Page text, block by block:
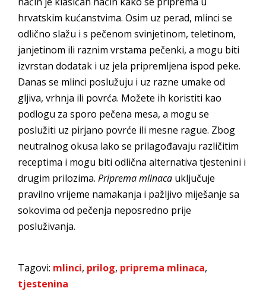
hrvatskim kućanstvima. Osim uz perad, mlinci se
odlično slažu i s pečenom svinjetinom, teletinom,
janjetinom ili raznim vrstama pečenki, a mogu biti
izvrstan dodatak i uz jela pripremljena ispod peke.
Danas se mlinci poslužuju i uz razne umake od
gljiva, vrhnja ili povrća. Možete ih koristiti kao
podlogu za sporo pečena mesa, a mogu se
poslužiti uz pirjano povrće ili mesne rague. Zbog
neutralnog okusa lako se prilagođavaju različitim
receptima i mogu biti odlična alternativa tjestenini i
drugim prilozima. Priprema mlinaca uključuje
pravilno vrijeme namakanja i pažljivo miješanje sa
sokovima od pečenja neposredno prije
posluživanja.
Tagovi: mlinci, prilog, priprema mlinaca,
tjestenina